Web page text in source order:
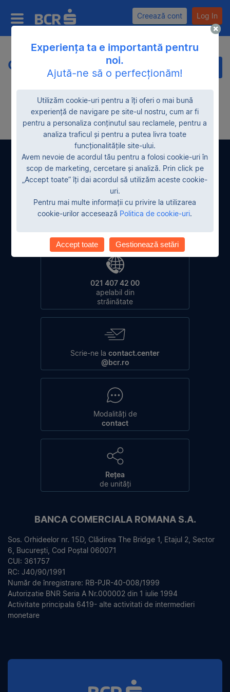
Creează cont Log In
Categorii
Oferte noi
Contactează-ne
apelabil din rețele naționale fixe și mobile
021 407 42 00
apelabil din
străinătate
Scrie-ne la contact.center
@bcr.ro
Modalități de
contact
Rețea
de unități
BANCA COMERCIALA ROMANA S.A.
Sos. Orhideelor nr. 15D, Clădirea The Bridge 1, Etajul 2, Sector
6, București, Cod Poștal 060071
CUI: 361757
RC: J40/90/1991
Număr de înregistrare: RB-PJR-40-008/1999
Autorizatie BNR Seria A Nr.000002 din 1 iulie 1994
Activitate principala 6419- alte activitati de intermedieri
monetare
Experiența ta e importantă pentru
noi.
Ajută-ne să o perfecționăm!
Utilizăm cookie-uri pentru a îți oferi o mai bună
experiență de navigare pe site-ul nostru, cum ar fi
pentru a personaliza conținutul sau reclamele, pentru a
analiza traficul și pentru a putea livra toate
funcționalitățile site-ului.
Avem nevoie de acordul tău pentru a folosi cookie-uri în
scop de marketing, cercetare și analiză. Prin click pe
„Accept toate” îți dai acordul să utilizăm aceste cookie-
uri.
Pentru mai multe informații cu privire la utilizarea
cookie-urilor accesează Politica de cookie-uri.
Accept toate Gestionează setări